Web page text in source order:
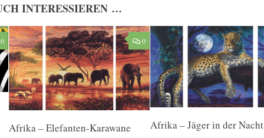
INTERESSIEREN …
0 0
Afrika – Elefanten-Karawane Afrika – Jäger in der Nacht